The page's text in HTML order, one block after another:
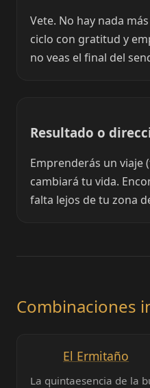
Vete. No hay nada
ciclo con gratitud y
no veas el final del
Resultado o
Emprenderás un viaje
cambiará tu vida.
falta lejos de tu zona
Combinaciones
El Ermitaño
La quintaesencia de la